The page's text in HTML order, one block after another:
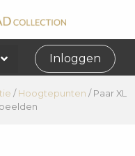
Inloggen
/ Hoogtepunten / Paar XL